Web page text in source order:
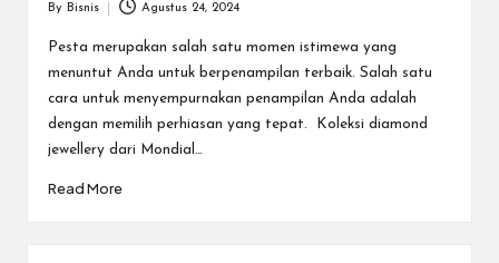
by
By Bisnis Agustus 24, 2024
Pesta merupakan salah satu momen istimewa yang
menuntut Anda untuk berpenampilan terbaik. Salah satu
cara untuk menyempurnakan penampilan Anda adalah
dengan memilih perhiasan yang tepat. Koleksi diamond
jewellery dari Mondial…
Read More